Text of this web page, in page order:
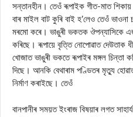
সন্তানহীন। তেওঁ ৰূপাইক গীত-মাত
বাৰ মাইল বাট কুৰি বাই হ’লেও তেওঁ
মৰমো কৰে। ভাঙুৰী ভকতক ঔপন্যাসিকে
কৰিছে। ৰূপায়ে বৃত্তি নোপোৱাত দেউতাক
খোজাত ভাঙুৰী ভকতে ৰূপাইৰ মঙ্গল চিন্তা
দিছে। আনকি বেথাৰাম পণ্ডিতৰ মৃত্যু
নিৰ্মাণ কৰাইছে। তেওঁ
বানপানীৰ সময়ত ইংৰাজ বিষয়াৰ লগত